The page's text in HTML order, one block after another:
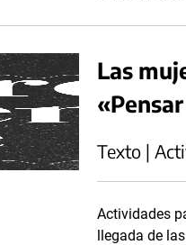
Las
Texto |
Actividades
llegada de